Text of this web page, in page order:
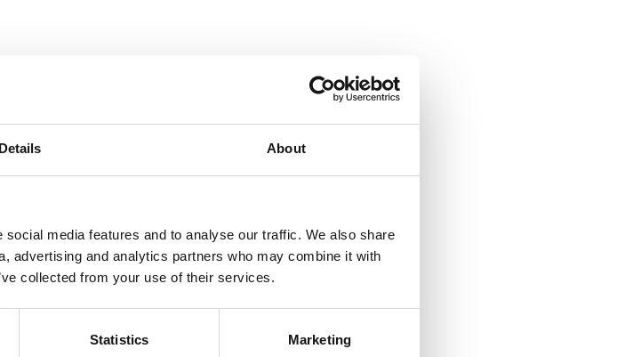
Details About
media features and to analyse our traffic. We also share
advertising and analytics partners who may combine it with
collected from your use of their services.
Statistics Marketing